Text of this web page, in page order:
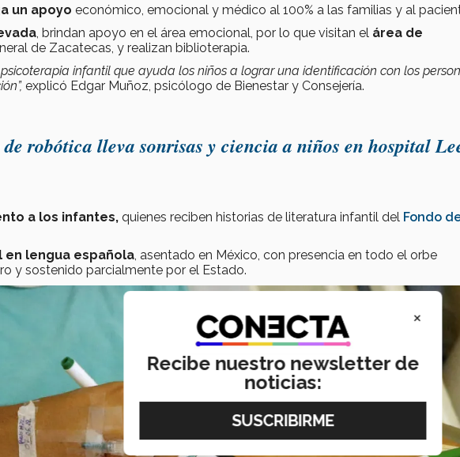
un apoyo económico, emocional y médico al 100% a las familias y al
, brindan apoyo en el área emocional, por lo que visitan el área de
de Zacatecas, y realizan biblioterapia.
infantil que ayuda los niños a lograr una identificación con los
explicó Edgar Muñoz, psicólogo de Bienestar y Consejería.
robótica lleva sonrisas y ciencia a niños en hospital
a los infantes, quienes reciben historias de literatura infantil del Fondo
lengua española, asentado en México, con presencia en todo el orbe
y sostenido parcialmente por el Estado.
×
Recibe nuestro newsletter de
noticias: